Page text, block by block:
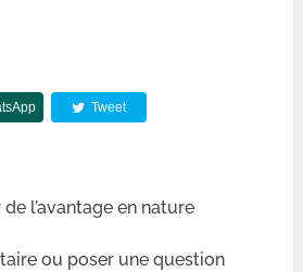
Tweet
l’avantage en nature
ou poser une question